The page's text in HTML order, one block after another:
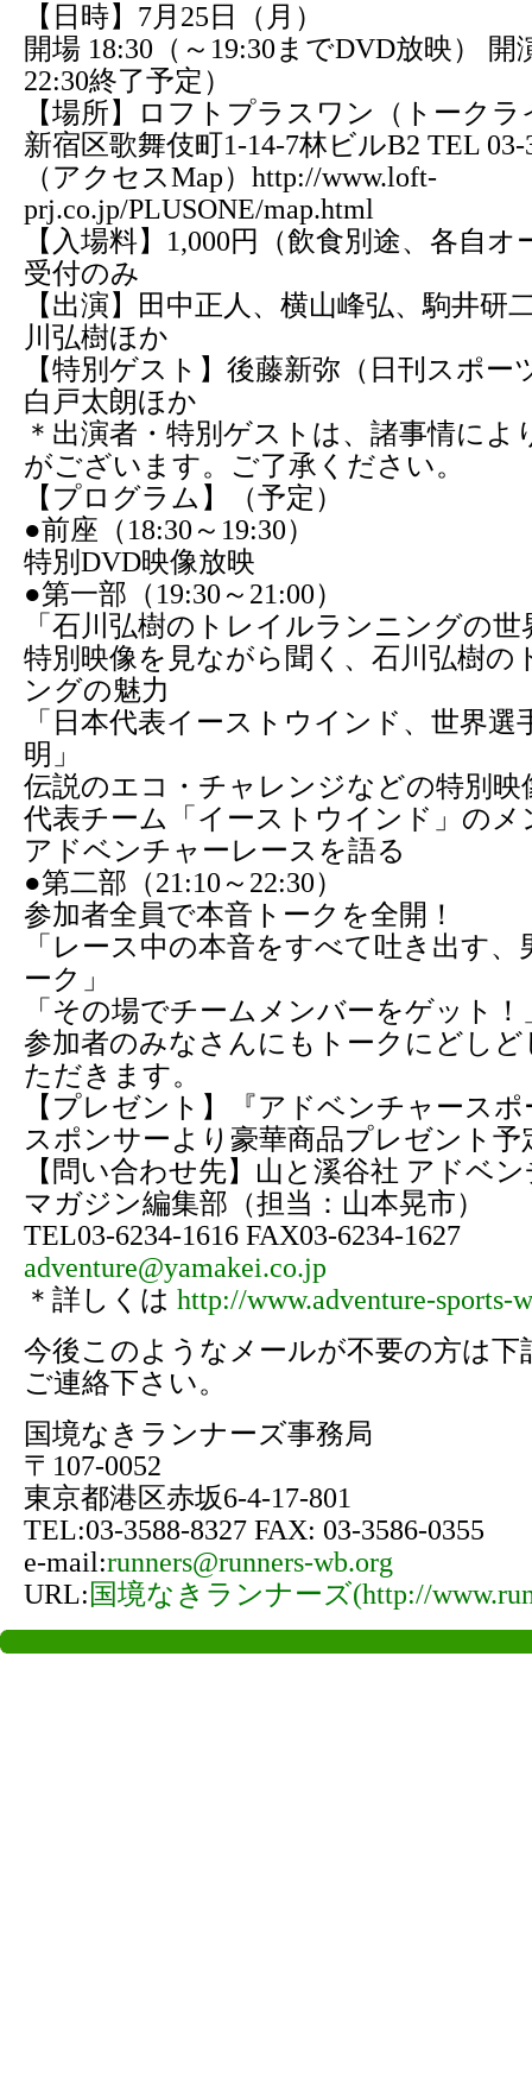
【日時】7月25日（月）
開場 18:30（～19:30までDVD放映） 開
22:30終了予定）
【場所】ロフトプラスワン（トーク
新宿区歌舞伎町1-14-7林ビルB2 TEL 03-
（アクセスMap）http://www.loft-
prj.co.jp/PLUSONE/map.html
【入場料】1,000円（飲食別途、各自
受付のみ
【出演】田中正人、横山峰弘、駒井研
川弘樹ほか
【特別ゲスト】後藤新弥（日刊スポー
白戸太朗ほか
＊出演者・特別ゲストは、諸事情によ
がございます。ご了承ください。
【プログラム】（予定）
●前座（18:30～19:30）
特別DVD映像放映
●第一部（19:30～21:00）
「石川弘樹のトレイルランニングの世
特別映像を見ながら聞く、石川弘樹の
ングの魅力
「日本代表イーストウインド、世界選
明」
伝説のエコ・チャレンジなどの特別映
代表チーム「イーストウインド」のメ
アドベンチャーレースを語る
●第二部（21:10～22:30）
参加者全員で本音トークを全開！
「レース中の本音をすべて吐き出す、
ーク」
「その場でチームメンバーをゲット！
参加者のみなさんにもトークにどし
ただきます。
【プレゼント】『アドベンチャース
スポンサーより豪華商品プレゼント予
【問い合わせ先】山と溪谷社 アドベ
マガジン編集部（担当：山本晃市）
TEL03-6234-1616 FAX03-6234-1627
adventure@yamakei.co.jp
＊詳しくは http://www.adventure-sports-
今後このようなメールが不要の方は下
ご連絡下さい。
国境なきランナーズ事務局
〒107-0052
東京都港区赤坂6-4-17-801
TEL:03-3588-8327 FAX: 03-3586-0355
e-mail:runners@runners-wb.org
URL:国境なきランナーズ(http://